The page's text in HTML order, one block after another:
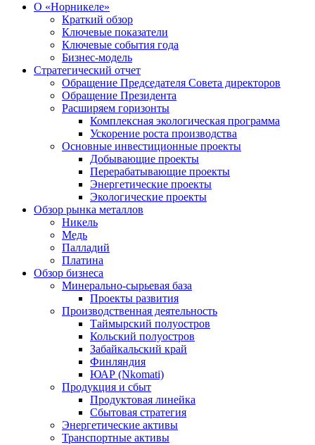
О «Норникеле»
Краткий обзор
Ключевые показатели
Ключевые события года
Бизнес-модель
Стратегический отчет
Обращение Председателя Совета директоров
Обращение Президента
Расширяем горизонты
Комплексная экологическая программа
Ускорение роста производства
Основные инвестиционные проекты
Добывающие проекты
Перерабатывающие проекты
Энергетические проекты
Экологические проекты
Обзор рынка металлов
Никель
Медь
Палладий
Платина
Обзор бизнеса
Минерально-сырьевая база
Проекты развития
Производственная деятельность
Таймырский полуостров
Кольский полуостров
Забайкальский край
Финляндия
ЮАР (Nkomati)
Продукция и сбыт
Продуктовая линейка
Сбытовая стратегия
Энергетические активы
Транспортные активы